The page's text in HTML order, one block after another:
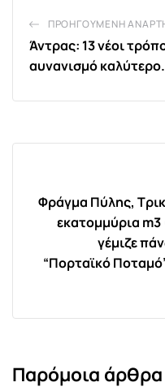
ΠΡΟΗΓΟΎΜΕΝΗ
Άντρας: 13 νέοι
αυνανισμό καλύτερο.
Φράγμα Πύλης,
εκατομμύρια
γέμιζε
“Πορταϊκό
Παρόμοια άρθρα